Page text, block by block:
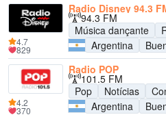
Radio Disney 94.3
94.3 FM
Música dançante
Argentina
4.7
829
Radio POP
101.5 FM
Pop
Notícias
Argentina
4.2
370